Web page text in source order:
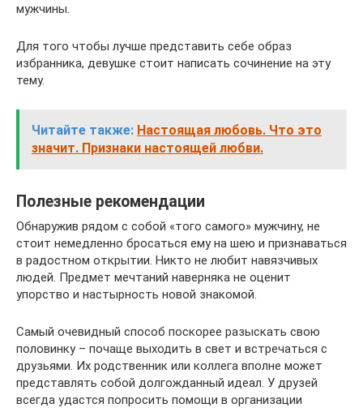
мужчины.
Для того чтобы лучше представить себе образ
избранника, девушке стоит написать сочинение на эту
тему.
Читайте также: Настоящая любовь. Что это
значит. Признаки настоящей любви.
Полезные рекомендации
Обнаружив рядом с собой «того самого» мужчину, не
стоит немедленно бросаться ему на шею и признаваться
в радостном открытии. Никто не любит навязчивых
людей. Предмет мечтаний наверняка не оценит
упорство и настырность новой знакомой.
Самый очевидный способ поскорее разыскать свою
половинку – почаще выходить в свет и встречаться с
друзьями. Их родственник или коллега вполне может
представлять собой долгожданный идеал. У друзей
всегда удастся попросить помощи в организации